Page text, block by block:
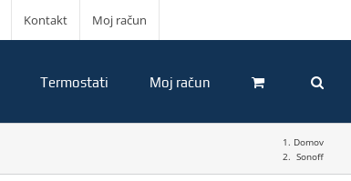
Kontakt Moj račun
Termostati Moj račun
Domov
Sonoff